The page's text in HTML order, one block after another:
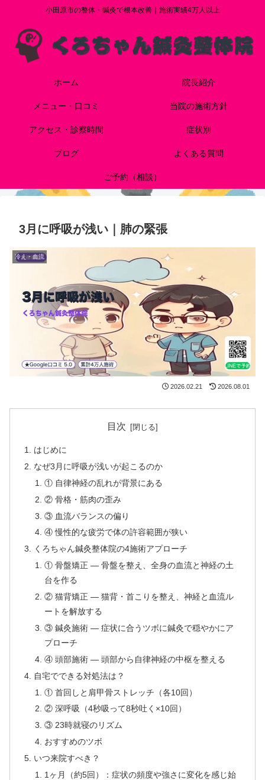
小田原市の整体・鍼灸で根本改善｜施術実績4万人以上
ホーム 院長紹介
メニュー・口コミ 当院の施術方針
アクセス・診察時間 症状別
ブログ よくある質問
ご予約（相談）
3月に呼吸が浅い｜肺の緊張
冷え・血流
2026.02.21 2026.08.01
目次
はじめに
なぜ3月に呼吸が浅いが起こるのか
① 自律神経の乱れが背景にある
② 骨格・筋肉の歪み
③ 血流バランスの偏り
④ 慢性的な疲労で体の許容範囲が狭い
くろちゃん鍼灸整体院の4施術アプローチ
① 骨盤矯正 — 骨盤を整え、全身の血流と神経の土
台を作る
② 猫背矯正 — 猫背・首こりを整え、神経と血流ル
ートを解放する
③ 鍼灸施術 — 症状に合うツボに鍼灸で穏やかにア
プローチ
④ 頭部施術 — 頭部から自律神経の中枢を整える
自宅でできる対処法は？
① 首回しと肩甲骨ストレッチ（各10回）
② 深呼吸（4秒吸って8秒吐く×10回）
③ 23時就寝のリズム
おすすめのツボ
いつ来院すべき？
1ヶ月（約5回）：症状の頻度や強さに変化を感じ始